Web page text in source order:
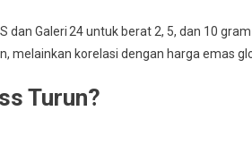
dan Galeri 24 untuk berat 2, 5, dan 10
melainkan korelasi dengan harga emas
Turun?